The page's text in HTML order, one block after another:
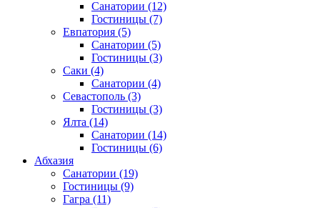
Санатории (12)
Гостиницы (7)
Евпатория (5)
Санатории (5)
Гостиницы (3)
Саки (4)
Санатории (4)
Севастополь (3)
Гостиницы (3)
Ялта (14)
Санатории (14)
Гостиницы (6)
Абхазия
Санатории (19)
Гостиницы (9)
Гагра (11)